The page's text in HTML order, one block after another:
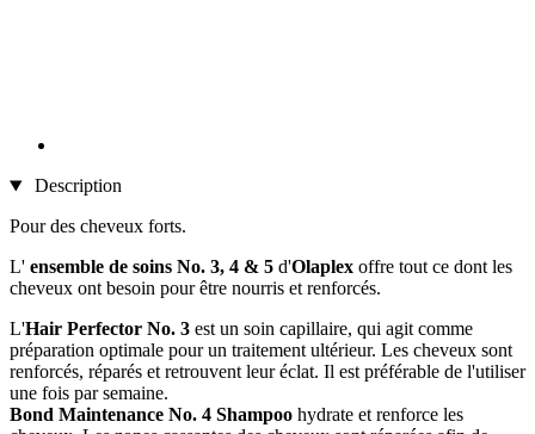
Description
Pour des cheveux forts.
L' ensemble de soins No. 3, 4 & 5 d'Olaplex offre tout ce dont les
cheveux ont besoin pour être nourris et renforcés.
L'Hair Perfector No. 3 est un soin capillaire, qui agit comme
préparation optimale pour un traitement ultérieur. Les cheveux sont
renforcés, réparés et retrouvent leur éclat. Il est préférable de l'utiliser
une fois par semaine.
Bond Maintenance No. 4 Shampoo hydrate et renforce les